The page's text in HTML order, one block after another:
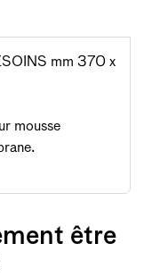
mm 370 x
mousse
être